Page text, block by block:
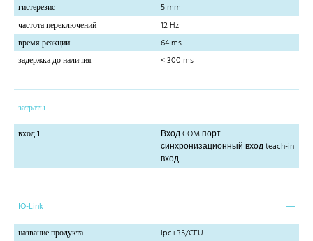
гистерезис
5 mm
частота переключений
12 Hz
время реакции
64 ms
задержка до наличия
< 300 ms
затраты
вход 1
Вход COM порт
синхронизационный вход teach-in
вход
IO-Link
название продукта
lpc+35/CFU